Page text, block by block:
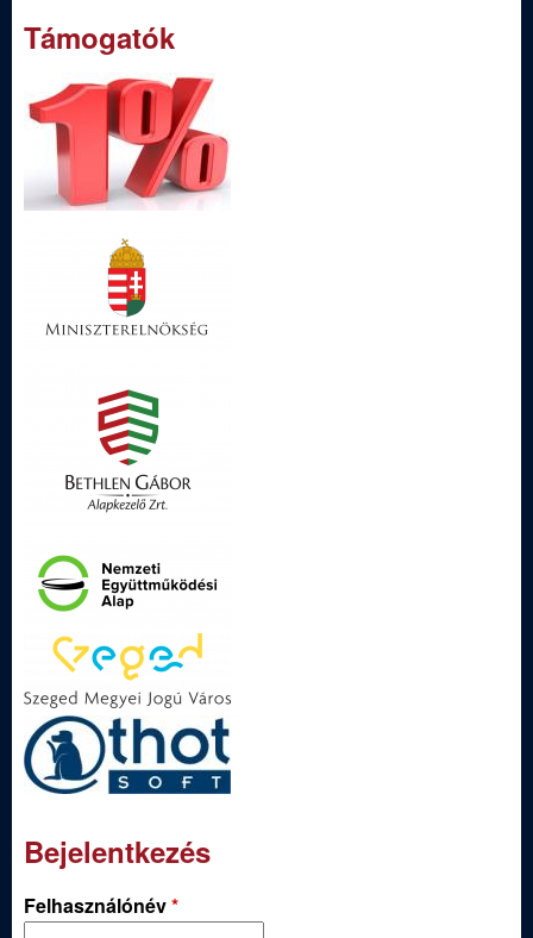
Támogatók
Bejelentkezés
Felhasználónév*